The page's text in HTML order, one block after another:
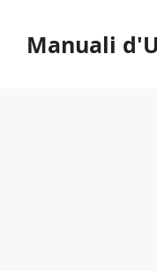
contenuto
Manuali